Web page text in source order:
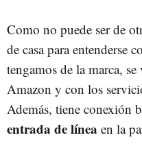
Como no puede ser de
de casa para entenderse
tengamos de la marca,
Amazon y con los
Además, tiene conexión
entrada de línea en la